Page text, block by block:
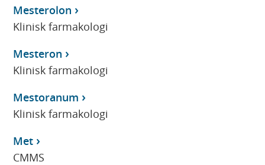
Mesterolon
Klinisk farmakologi
Mesteron
Klinisk farmakologi
Mestoranum
Klinisk farmakologi
Met
CMMS